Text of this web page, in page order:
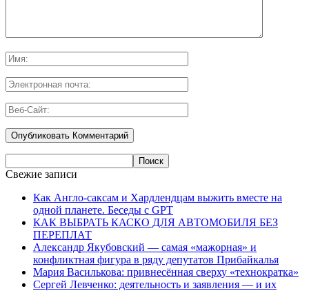
Свежие записи
Как Англо-саксам и Хардлендцам выжить вместе на
одной планете. Беседы с GPT
КАК ВЫБРАТЬ КАСКО ДЛЯ АВТОМОБИЛЯ БЕЗ
ПЕРЕПЛАТ
Александр Якубовский — самая «мажорная» и
конфликтная фигура в ряду депутатов Прибайкалья
Мария Василькова: привнесённая сверху «технократка»
Сергей Левченко: деятельность и заявления — и их